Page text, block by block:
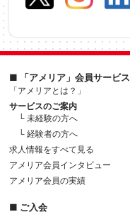
■ 「アメリア」会員サービス
「アメリアとは？」
サービスのご案内
└ 未経験の方へ
└ 経験者の方へ
求人情報をすべて見る
アメリア会員インタビュー
アメリア会員の実績
■ ご入会